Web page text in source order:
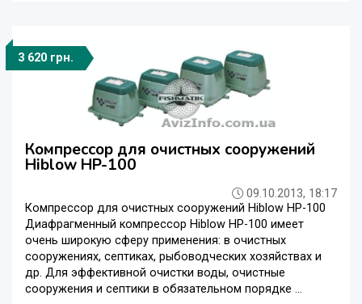
3 620 грн.
Компрессор для очистных сооружений
Hiblow HP-100
09.10.2013, 18:17
Компрессор для очистных сооружений Hiblow HP-100
Диафрагменный компрессор Hiblow HP-100 имеет
очень широкую сферу применения: в очистных
сооружениях, септиках, рыбоводческих хозяйствах и
др. Для эффективной очистки воды, очистные
сооружения и септики в обязательном порядке ...